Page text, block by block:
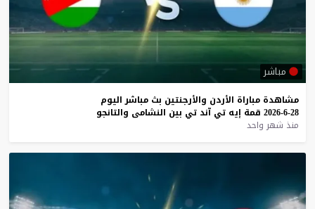
مباشر
مشاهدة مباراة الأردن والأرجنتين بث مباشر اليوم
28-6-2026
قمة إيه تي آند تي بين النشامى والتانجو
منذ شهر واحد